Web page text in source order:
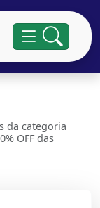
da categoria
OFF das